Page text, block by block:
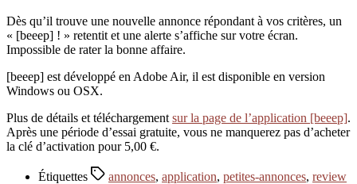
Dès qu’il trouve une nouvelle annonce répondant à vos critères, un
« [beeep] ! » retentit et une alerte s’affiche sur votre écran.
Impossible de rater la bonne affaire.
[beeep] est développé en Adobe Air, il est disponible en version
Windows ou OSX.
Plus de détails et téléchargement sur la page de l’application [beeep].
Après une période d’essai gratuite, vous ne manquerez pas d’acheter
la clé d’activation pour 5,00 €.
Étiquettes annonces, application, petites-annonces, review